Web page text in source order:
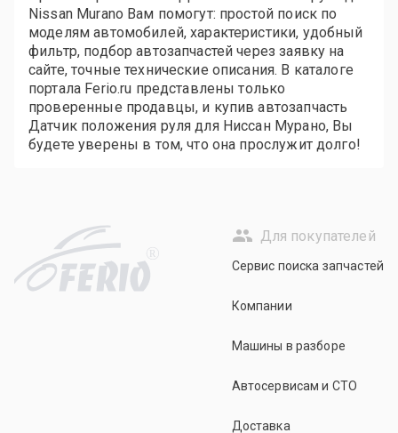
Nissan Murano Вам помогут: простой поиск по
моделям автомобилей, характеристики, удобный
фильтр, подбор автозапчастей через заявку на
сайте, точные технические описания. В каталоге
портала Ferio.ru представлены только
проверенные продавцы, и купив автозапчасть
Датчик положения руля для Ниссан Мурано, Вы
будете уверены в том, что она прослужит долго!
R
Для покупателей
Сервис поиска запчастей
Компании
Машины в разборе
Автосервисам и СТО
Доставка